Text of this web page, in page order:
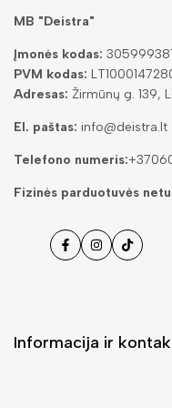
MB "Deistra"
Įmonės kodas:
PVM kodas:
Adresas: Žirmūnų g. 139,
El. paštas: info@deistra.lt
Telefono numeris:
Fizinės parduotuvės
FacebookInstagramas
Tiktok
Informacija ir